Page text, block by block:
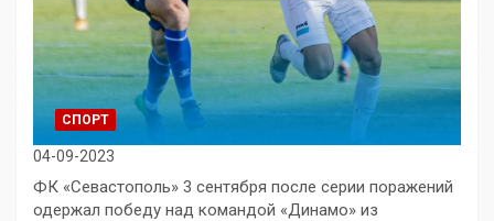
СПОРТ
04-09-2023
ФК «Севастополь» 3 сентября после серии поражений
одержал победу над командой «Динамо» из